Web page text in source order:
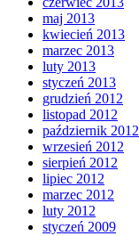
maj 2013
kwiecień 2013
marzec 2013
luty 2013
styczeń 2013
grudzień 2012
listopad 2012
październik 2012
wrzesień 2012
sierpień 2012
lipiec 2012
marzec 2012
luty 2012
styczeń 2009